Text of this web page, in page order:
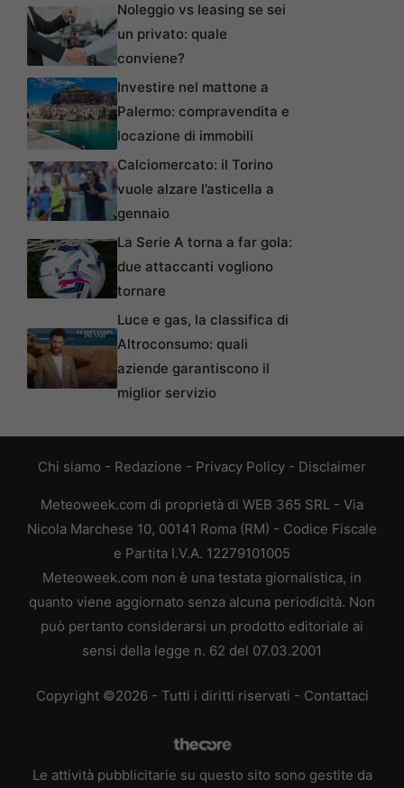
Noleggio vs leasing se sei
un privato: quale
conviene?
Investire nel mattone a
Palermo: compravendita e
locazione di immobili
Calciomercato: il Torino
vuole alzare l’asticella a
gennaio
La Serie A torna a far gola:
due attaccanti vogliono
tornare
Luce e gas, la classifica di
Altroconsumo: quali
aziende garantiscono il
miglior servizio
Chi siamo - Redazione - Privacy Policy - Disclaimer
Meteoweek.com di proprietà di WEB 365 SRL - Via
Nicola Marchese 10, 00141 Roma (RM) - Codice Fiscale
e Partita I.V.A. 12279101005
Meteoweek.com non è una testata giornalistica, in
quanto viene aggiornato senza alcuna periodicità. Non
può pertanto considerarsi un prodotto editoriale ai
sensi della legge n. 62 del 07.03.2001
Copyright ©2026 - Tutti i diritti riservati - Contattaci
Le attività pubblicitarie su questo sito sono gestite da